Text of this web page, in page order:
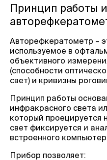
Принцип работы
Авторефкератометр –
используемое в
объективного
(способности
свет) и кривизны
Принцип работы
инфракрасного света
который проецируется
свет фиксируется и
встроенного
Прибор позволяет: